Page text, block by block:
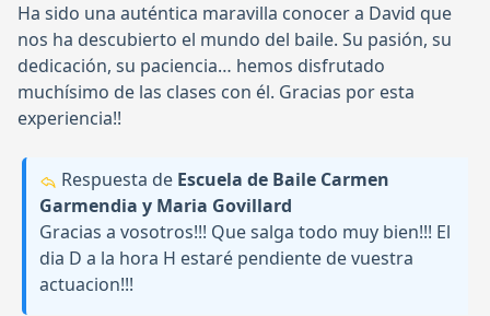
Ha sido una auténtica maravilla conocer a David que
nos ha descubierto el mundo del baile. Su pasión, su
dedicación, su paciencia… hemos disfrutado
muchísimo de las clases con él. Gracias por esta
experiencia!!
Respuesta de Escuela de Baile Carmen
Garmendia y Maria Govillard
Gracias a vosotros!!! Que salga todo muy bien!!! El
dia D a la hora H estaré pendiente de vuestra
actuacion!!!